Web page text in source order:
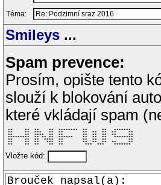
Téma:
Smileys ...
Spam prevence:
Prosím, opište tento
slouží k blokování
které vkládají spam
**     **  **    **  ********  **      **   *******
**     **  ***   **  **        **  **  **  **     **
**     **  ****  **  **        **  **  **  **     **
*********  ** ** **  ******    **  **  **   ********
**     **  **  ****  **        **  **  **         **
**     **  **   ***  **        **  **  **  **     **
**     **  **    **  **         ***  ***    *******
Vložte kód: